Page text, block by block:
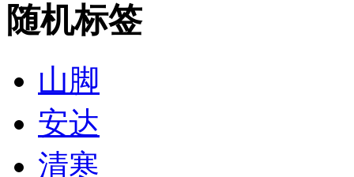
随机标签
山脚
安达
清寒